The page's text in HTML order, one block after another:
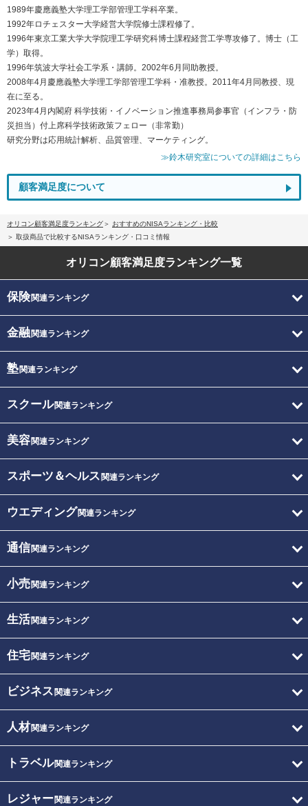
1989年慶應義塾大学理工学部管理工学科卒業。
1992年ロチェスター大学経営大学院修士課程修了。
1996年東京工業大学大学院理工学研究科博士課程経営工学専攻修了。博士（工
学）取得。
1996年筑波大学社会工学系・講師。2002年6月同助教授。
2008年4月慶應義塾大学理工学部管理工学科・准教授。2011年4月同教授、現
在に至る。
2023年4月内閣府 科学技術・イノベーション推進事務局参事官（インフラ・防
災担当）付上席科学技術政策フェロー（非常勤）
研究分野は応用統計解析、品質管理、マーケティング。
≫鈴木研究室についての詳細はこちら
顧客満足度について
オリコン顧客満足度ランキング
おすすめのNISAランキング・比較
取扱商品で比較するNISAランキング・口コミ情報
オリコン顧客満足度ランキング一覧
保険関連ランキング
金融関連ランキング
塾関連ランキング
スクール関連ランキング
美容関連ランキング
スポーツ＆ヘルス 関連ランキング
ウエディング関連ランキング
通信関連ランキング
小売関連ランキング
生活関連ランキング
住宅関連ランキング
ビジネス 関連ランキング
人材関連ランキング
トラベル関連ランキング
レジャー関連ランキング